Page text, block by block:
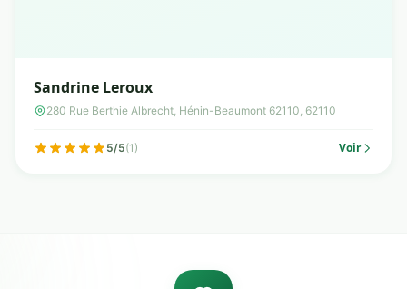
Sandrine Leroux
280 Rue Berthie Albrecht, Hénin-Beaumont 62110, 62110
5/5(1) Voir